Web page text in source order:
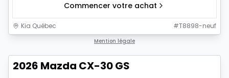
Commencer votre achat
Kia Québec #T8898-neuf
Mention légale
2026 Mazda CX-30 GS